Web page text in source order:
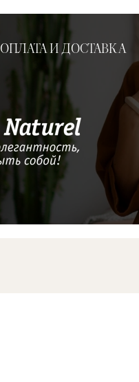
ОПЛАТА И ДОСТАВКА